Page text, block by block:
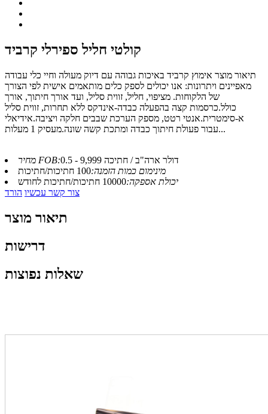
קולטי חליל ספירלי קרביד
תיאור מוצר אימוץ קרביד באיכות גבוהה עם דיוק מעולה וחיי כלי עבודה
מאפיינים ויתרונות: אנו יכולים לספק כלים מותאמים אישית לפי הצורך
של הלקוחות. מציפוי, חליל, זווית סליל, ועד אורך חיתוך, אורך
כולל.כרסמות קצה בהפעלה כבדה-אינדקס ללא תחרות, זווית סליל
א-סימטרית.אנטי רטט, מספק הערכת שבבים חלקה ויציבה.אידיאלי
עבור פעולת חיתוך כבדה ומתכת קשה שונה.מעסיק 1 מעלות...
מחיר FOB:
0.5 - 9,999 דולר ארה"ב / חתיכה
מינימום כמות הזמנה:100 חתיכות/חתיכות
יכולת אספקה:10000 חתיכות/חתיכות לחודש
צור קשר עכשיו הורד
תיאור מוצר
דרישות
שאלות נפוצות